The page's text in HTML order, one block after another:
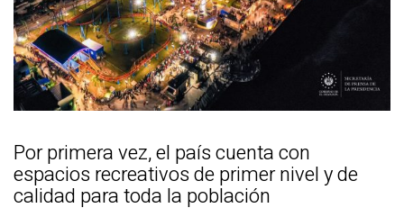
Por primera vez, el país cuenta con
espacios recreativos de primer nivel y de
calidad para toda la población